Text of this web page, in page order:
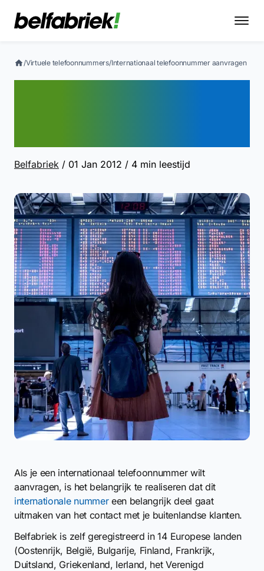
/Virtuele telefoonnummers/Internationaal telefoonnummer aanvragen
Belfabriek / 01 Jan 2012 / 4 min leestijd
Als je een internationaal telefoonnummer wilt
aanvragen, is het belangrijk te realiseren dat dit
internationale nummereen belangrijk deel gaat
uitmaken van het contact met je buitenlandse klanten.
Belfabriek is zelf geregistreerd in 14 Europese landen
(Oostenrijk, België, Bulgarije, Finland, Frankrijk,
Duitsland, Griekenland, Ierland, het Verenigd